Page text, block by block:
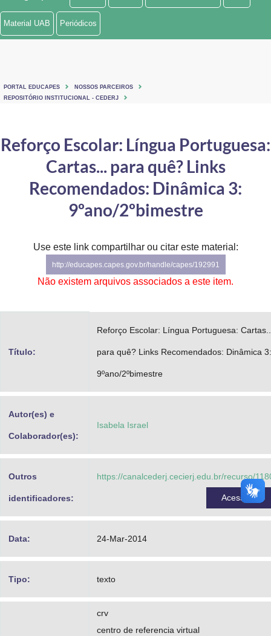
Ministério de Minas e Energia
Ministério do Turismo
Controladoria-Geral da União
Ministério da Mulher, da Família e dos Direitos Humanos
Gabinete de Segurança Institucional
Advocacia-Geral da União
Material UAB Periódicos
PORTAL EDUCAPES
NOSSOS PARCEIROS
REPOSITÓRIO INSTITUCIONAL - CEDERJ
Reforço Escolar: Língua Portuguesa:
Cartas... para quê? Links
Recomendados: Dinâmica 3:
9ºano/2ºbimestre
Use este link compartilhar ou citar este material:
http://educapes.capes.gov.br/handle/capes/192991
Não existem arquivos associados a este item.
Título:
Reforço Escolar: Língua Portuguesa:
para quê? Links Recomendados: Dinâmica 3:
9ºano/2ºbimestre
Autor(es) e
Colaborador(es):
Isabela Israel
Outros
identificadores:
https://canalcederj.cecierj.edu.br/recurso/
Acessar
Data: 24-Mar-2014
Tipo: texto
crv
centro de referencia virtual